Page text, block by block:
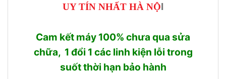
UY TÍN NHẤT HÀ NỘI
Cam kết máy 100% chưa qua sửa
chữa, 1 đổi 1 các linh kiện lỗi trong
suốt thời hạn bảo hành